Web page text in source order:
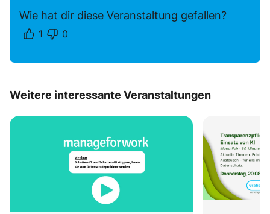
Wie hat dir diese Veranstaltung gefallen?
1 0
Weitere interessante Veranstaltungen